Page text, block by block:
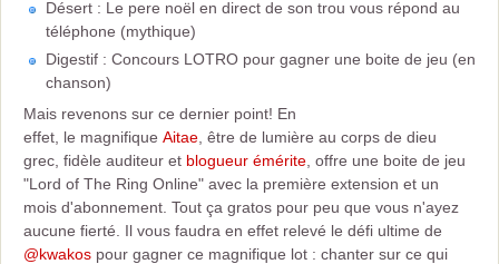
Désert : Le pere noël en direct de son trou vous répond au
téléphone (mythique)
Digestif : Concours LOTRO pour gagner une boite de jeu (en
chanson)
Mais revenons sur ce dernier point! En
effet, le magnifique Aitae , être de lumière au corps de dieu
grec, fidèle auditeur et blogueur émérite , offre une boite de jeu
"Lord of The Ring Online" avec la première extension et un
mois d'abonnement. Tout ça gratos pour peu que vous n'ayez
aucune fierté. Il vous faudra en effet relevé le défi ultime de
@kwakos pour gagner ce magnifique lot : chanter sur ce qui